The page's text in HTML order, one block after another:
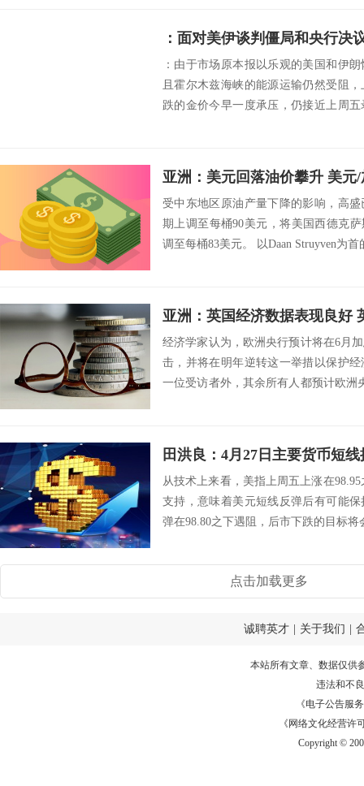
：由于市场原本报以乐观的美国和伊
且霍尔木兹海峡的能源运输仍然受阻
跌的金价今早一度承压，仍接近上周
亚洲：美元回落油价攀升 美元
受中东地区原油产量下降的影响，高
期上调至每桶90美元，将美国西德克
调至每桶83美元。 以Daan Struyven为
亚洲：英国经济数据表现良好
经济学家认为，欧洲央行预计将在6月
击，并将在明年逆转这一举措以保护
一位受访者外，其余所有人都预计欧洲
田洪良：4月27日主要货币
从技术上来看，美指上周五上涨在
支持，意味着美元短线反弹后有可能
弹在98.80之下遇阻，后市下跌的目标将
点击加载更多
诚聘英才 关于我们
本站所有文章、数据仅供
违法和不
《电子公告服务
《网络文化经营许
Copyright ©